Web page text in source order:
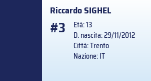
RiccardoSIGHEL
#3
Età: 13
D. nascita: 29/11/2012
Città: Trento
Nazione: IT